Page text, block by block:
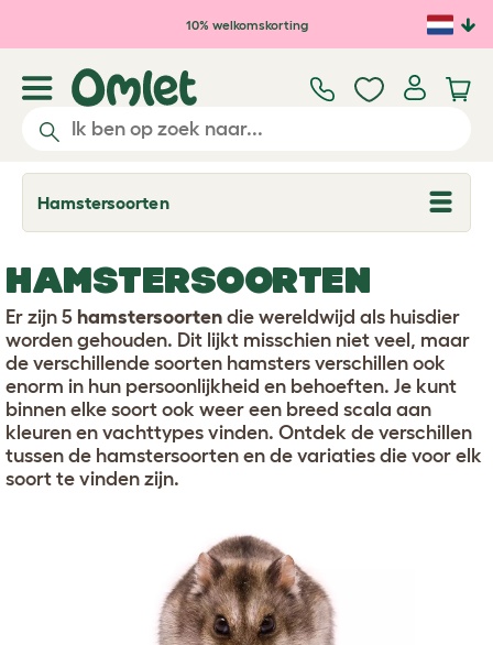
Ga naar de hoofdinhoud
10% welkomskorting
Hamstersoorten
T
o
l
e
d
r
o
p
d
o
w
n
HAMSTERSOORTEN
Er zijn 5 hamstersoorten die wereldwijd als huisdier
worden gehouden. Dit lijkt misschien niet veel, maar
de verschillende soorten hamsters verschillen ook
enorm in hun persoonlijkheid en behoeften. Je kunt
binnen elke soort ook weer een breed scala aan
kleuren en vachttypes vinden. Ontdek de verschillen
tussen de hamstersoorten en de variaties die voor elk
soort te vinden zijn.